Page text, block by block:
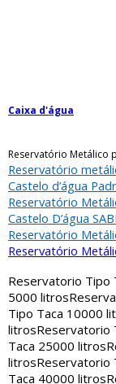
Caixa d'água
Reservatório Metálico
Reservatório
Castelo d’água
Reservatório
Castelo D’água
Reservatório
Reservatório
Reservatorio Tipo
5000 litros
Tipo Taca 10000
litrosReservatorio
Taca 25000 litros
litrosReservatorio
Taca 40000 litros